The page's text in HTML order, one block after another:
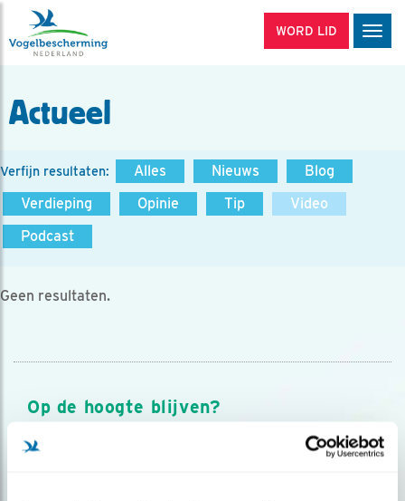
WORD LID
Actueel
Verfijn resultaten: Alles Nieuws
Blog
Verdieping
Opinie Tip
Video
Podcast
Geen resultaten.
Op de hoogte blijven?
Meld je aan en ontvang nieuws, inspiratie, acties en tips
over vogels en activiteiten van Vogelbescherming.